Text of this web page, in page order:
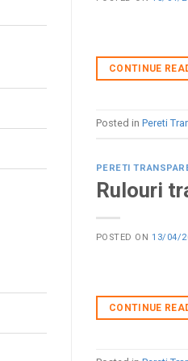
CONTINUE
Posted in Pereti
PERETI
Rulouri
POSTED ON 13/04/
CONTINUE